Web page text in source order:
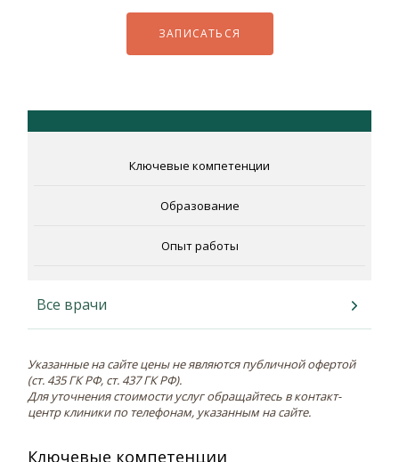
ЗАПИСАТЬСЯ
Ключевые компетенции
Образование
Опыт работы
Все врачи
Указанные на сайте цены не являются публичной офертой
(ст. 435 ГК РФ, cт. 437 ГК РФ).
Для уточнения стоимости услуг обращайтесь в контакт-
центр клиники по телефонам, указанным на сайте.
Ключевые компетенции